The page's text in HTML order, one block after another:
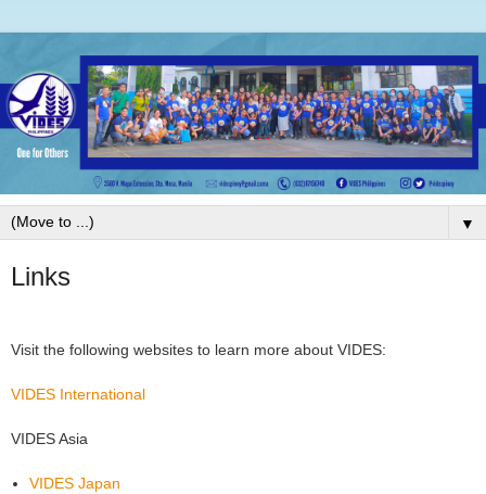
▼
Links
Visit the following websites to learn more about VIDES:
VIDES International
VIDES Asia
VIDES Japan